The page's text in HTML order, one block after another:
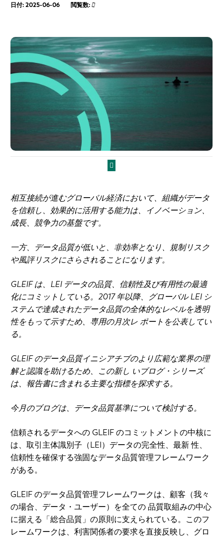
日付: 2025-06-06
閲覧数:
相互接続が進むグローバル経済において、組織がデータ
を信頼し、効果的に活用する能力は、イノベーション、
成長、競争力の基盤です。
一方、データ品質が低いと、非効率となり、規制リスク
や風評リスクにさらされることになります。
GLEIF は、LEI データの品質、信頼性及び有用性の最適
化にコミットしている。2017 年以降、グローバル LEI シ
ステムで達成されたデータ品質の全体的なレベルを透明
性をもって示すため、専用の月次レ ポートを公表してい
る。
GLEIF のデータ品質イニシアチブのより広範な業界の理
解と認識を助けるため、この新し いブログ・シリーズ
は、報告書に含まれる主要な指標を探求する。
今月のブログは、データ品質基準について検討する。
信頼されるデータへの GLEIF のコミットメントの中核に
は、取引主体識別子（LEI）データの完全性、最新 性、
信頼性を確保する強固なデータ品質管理フレームワーク
がある。
GLEIF のデータ品質管理フレームワークは、顧客（我々
の場合、データ・ユーザー）を全ての 品質取組みの中心
に据える「総合品質」の原則に支えられている。このフ
レームワークは、利害関係者の要求を直接反映し、グロ